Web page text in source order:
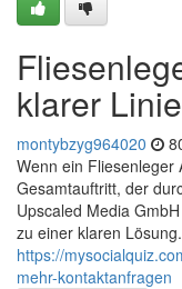
klarer Linie
montybzyg964020
Wenn ein Fliesenleger
Gesamtauftritt, der
Upscaled Media
zu einer klaren Lösung.
https://
mehr-kontaktanfragen